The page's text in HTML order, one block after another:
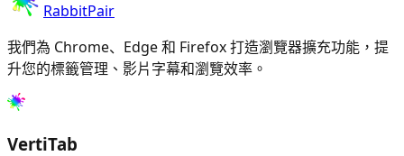
RabbitPair
我們為 Chrome、Edge 和 Firefox 打造瀏覽器擴充功能，提
升您的標籤管理、影片字幕和瀏覽效率。
VertiTab